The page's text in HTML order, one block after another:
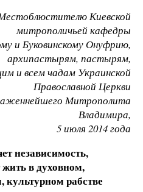
Киевской
митрополичьей кафедры
и Буковинскому Онуфрию,
архипастырям, пастырям,
и всем чадам Украинской
Православной Церкви
Митрополита
Владимира,
5 июля 2014 года
независимость,
в духовном,
культурном рабстве